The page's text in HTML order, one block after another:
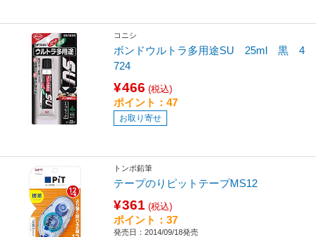
コニシ
ボンドウルトラ多用途SU 25ml 黒 4
724
¥466 (税込)
ポイント：47
お取り寄せ
トンボ鉛筆
テープのりピットテープMS12
¥361 (税込)
ポイント：37
発売日：2014/09/18発売